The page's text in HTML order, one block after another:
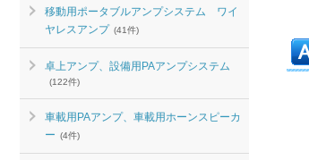
移動用ポータブルアンプシステム ワイ
ヤレスアンプ (41件)
卓上アンプ、設備用PAアンプシステム
(122件)
車載用PAアンプ、車載用ホーンスピーカ
ー (4件)